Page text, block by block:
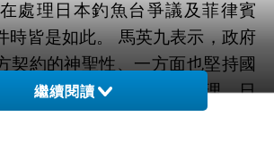
處理日本釣魚台爭議及菲律賓
時皆是如此。 馬英九表示，政府
契約的神聖性、一方面也堅持國
退讓，正因為政府妥適處理，日
繼續閱讀